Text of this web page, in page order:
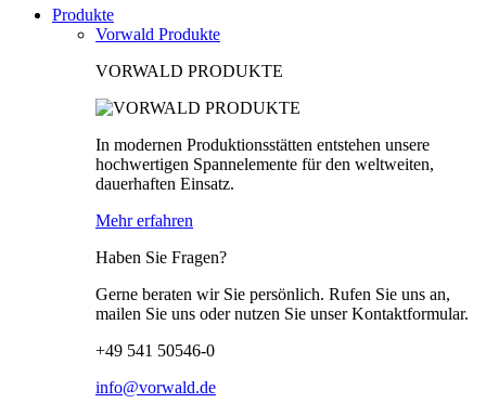
Produkte
Vorwald Produkte
VORWALD PRODUKTE
In modernen Produktionsstätten entstehen unsere
hochwertigen Spannelemente für den weltweiten,
dauerhaften Einsatz.
Mehr erfahren
Haben Sie Fragen?
Gerne beraten wir Sie persönlich. Rufen Sie uns an,
mailen Sie uns oder nutzen Sie unser Kontaktformular.
+49 541 50546-0
info@vorwald.de